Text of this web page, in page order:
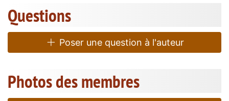
Questions
Poser une question à l'auteur
Photos des membres